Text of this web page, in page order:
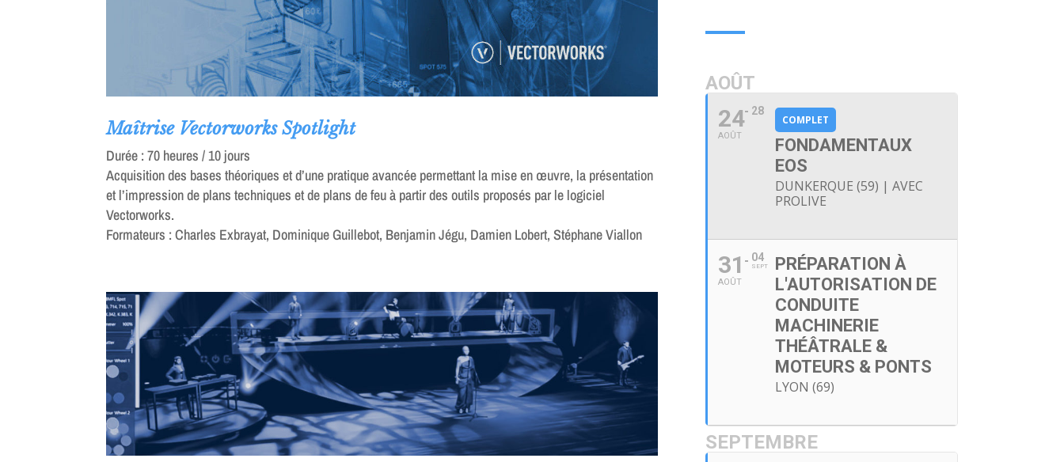
Maîtrise Vectorworks Spotlight
Durée : 70 heures / 10 jours
Acquisition des bases théoriques et d’une pratique avancée permettant la mise en œuvre, la présentation
et l’impression de plans techniques et de plans de feu à partir des outils proposés par le logiciel
Vectorworks.
Formateurs : Charles Exbrayat, Dominique Guillebot, Benjamin Jégu, Damien Lobert, Stéphane Viallon
AOÛT
24
AOÛT
28
COMPLET
FONDAMENTAUX
EOS
DUNKERQUE (59) | AVEC
PROLIVE
31
AOÛT
04
SEPT
PRÉPARATION À
L'AUTORISATION DE
CONDUITE
MACHINERIE
THÉÂTRALE &
MOTEURS & PONTS
LYON (69)
SEPTEMBRE